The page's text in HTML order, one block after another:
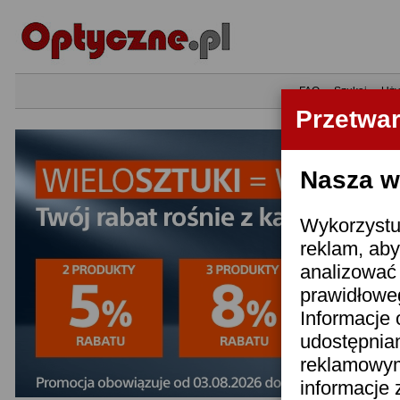
Nasza
reklam,
Informacje
informacje
•FAQ•Szukaj•